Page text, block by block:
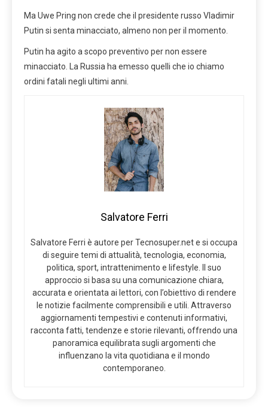
Ma Uwe Pring non crede che il presidente russo Vladimir
Putin si senta minacciato, almeno non per il momento.
Putin ha agito a scopo preventivo per non essere
minacciato. La Russia ha emesso quelli che io chiamo
ordini fatali negli ultimi anni.
Salvatore Ferri
Salvatore Ferri è autore per Tecnosuper.net e si occupa
di seguire temi di attualità, tecnologia, economia,
politica, sport, intrattenimento e lifestyle. Il suo
approccio si basa su una comunicazione chiara,
accurata e orientata ai lettori, con l’obiettivo di rendere
le notizie facilmente comprensibili e utili. Attraverso
aggiornamenti tempestivi e contenuti informativi,
racconta fatti, tendenze e storie rilevanti, offrendo una
panoramica equilibrata sugli argomenti che
influenzano la vita quotidiana e il mondo
contemporaneo.